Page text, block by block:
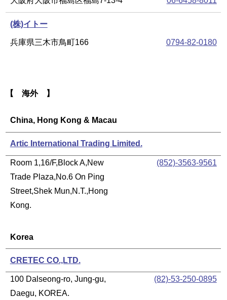
(株)イトー
兵庫県三木市鳥町166 0794-82-0180
【 海外 】
China, Hong Kong & Macau
Artic International Trading Limited.
Room 1,16/F,Block A,New
Trade Plaza,No.6 On Ping
Street,Shek Mun,N.T.,Hong
Kong.
(852)-3563-9561
Korea
CRETEC CO.,LTD.
100 Dalseong-ro, Jung-gu,
Daegu, KOREA.
(82)-53-250-0895